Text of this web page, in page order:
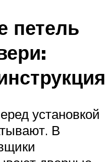
петель
установкой
В